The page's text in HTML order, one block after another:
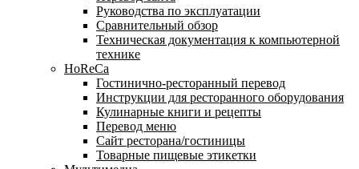
Руководства по эксплуатации
Сравнительный обзор
Техническая документация к компьютерной
технике
HoReCa
Гостинично-ресторанный перевод
Инструкции для ресторанного оборудования
Кулинарные книги и рецепты
Перевод меню
Сайт ресторана/гостиницы
Товарные пищевые этикетки